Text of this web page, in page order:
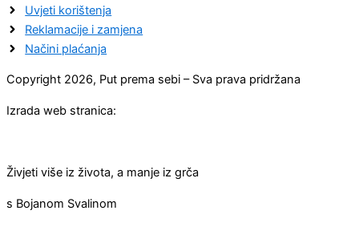
Uvjeti korištenja
Reklamacije i zamjena
Načini plaćanja
Copyright 2026, Put prema sebi – Sva prava pridržana
Izrada web stranica:
Živjeti više iz života, a manje iz grča
s Bojanom Svalinom